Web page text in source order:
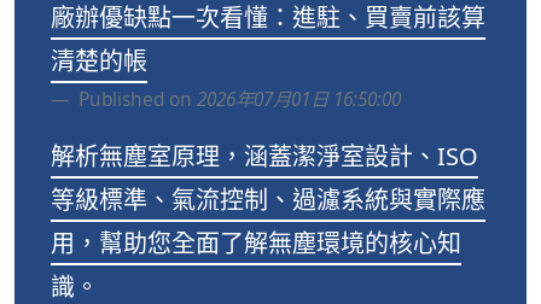
廠辦優缺點一次看懂：進駐、買賣前該算
清楚的帳
Published on 2026年07月01日 16:50:00
解析無塵室原理，涵蓋潔淨室設計、ISO
等級標準、氣流控制、過濾系統與實際應
用，幫助您全面了解無塵環境的核心知
識。